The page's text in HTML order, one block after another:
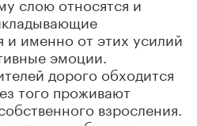
и именно от этих усилий
эмоции.
дорого обходится
того проживают
взросления.